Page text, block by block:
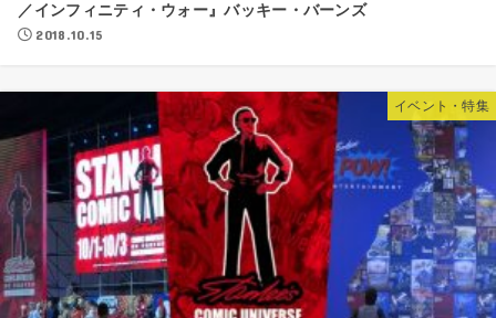
／インフィニティ・ウォー』バッキー・バーンズ
2018.10.15
イベント・特集